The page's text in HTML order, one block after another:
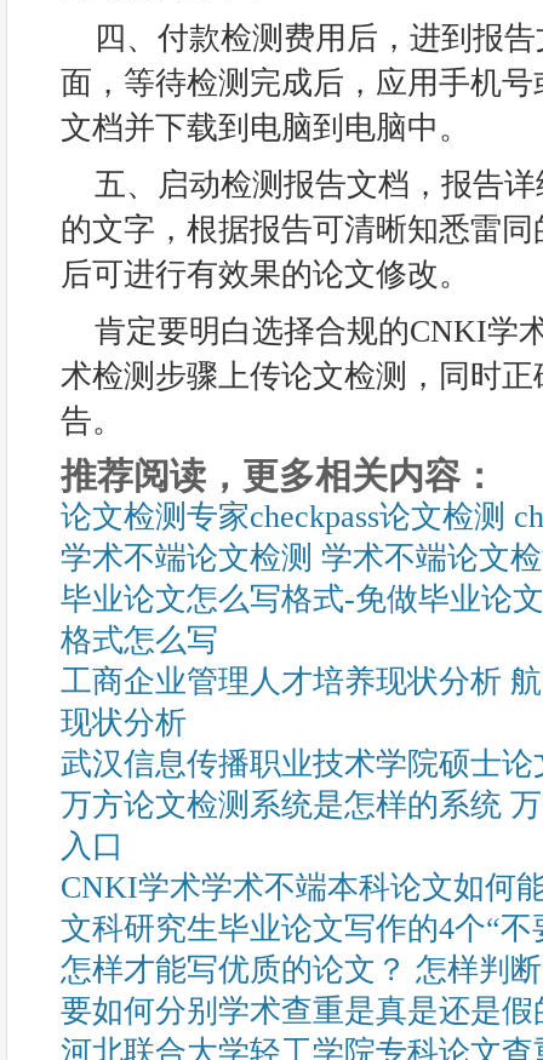
四、付款检测费用后，进到报
面，等待检测完成后，应用手机
文档并下载到电脑到电脑中。
五、启动检测报告文档，报告
的文字，根据报告可清晰知悉雷
后可进行有效果的论文修改。
肯定要明白选择合规的CNKI学
术检测步骤上传论文检测，同时
告。
推荐阅读，更多相关内容：
论文检测专家checkpass论文检测
学术不端论文检测 学术不端论文
毕业论文怎么写格式-免做毕业论
格式怎么写
工商企业管理人才培养现状分析
现状分析
武汉信息传播职业技术学院硕士
万方论文检测系统是怎样的系统
入口
CNKI学术学术不端本科论文如何
文科研究生毕业论文写作的4个“不
怎样才能写优质的论文？ 怎样判
要如何分别学术查重是真是还是假
河北联合大学轻工学院专科论文